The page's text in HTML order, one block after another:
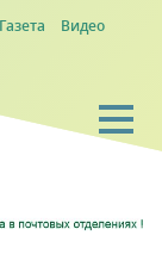
Газета
Видео